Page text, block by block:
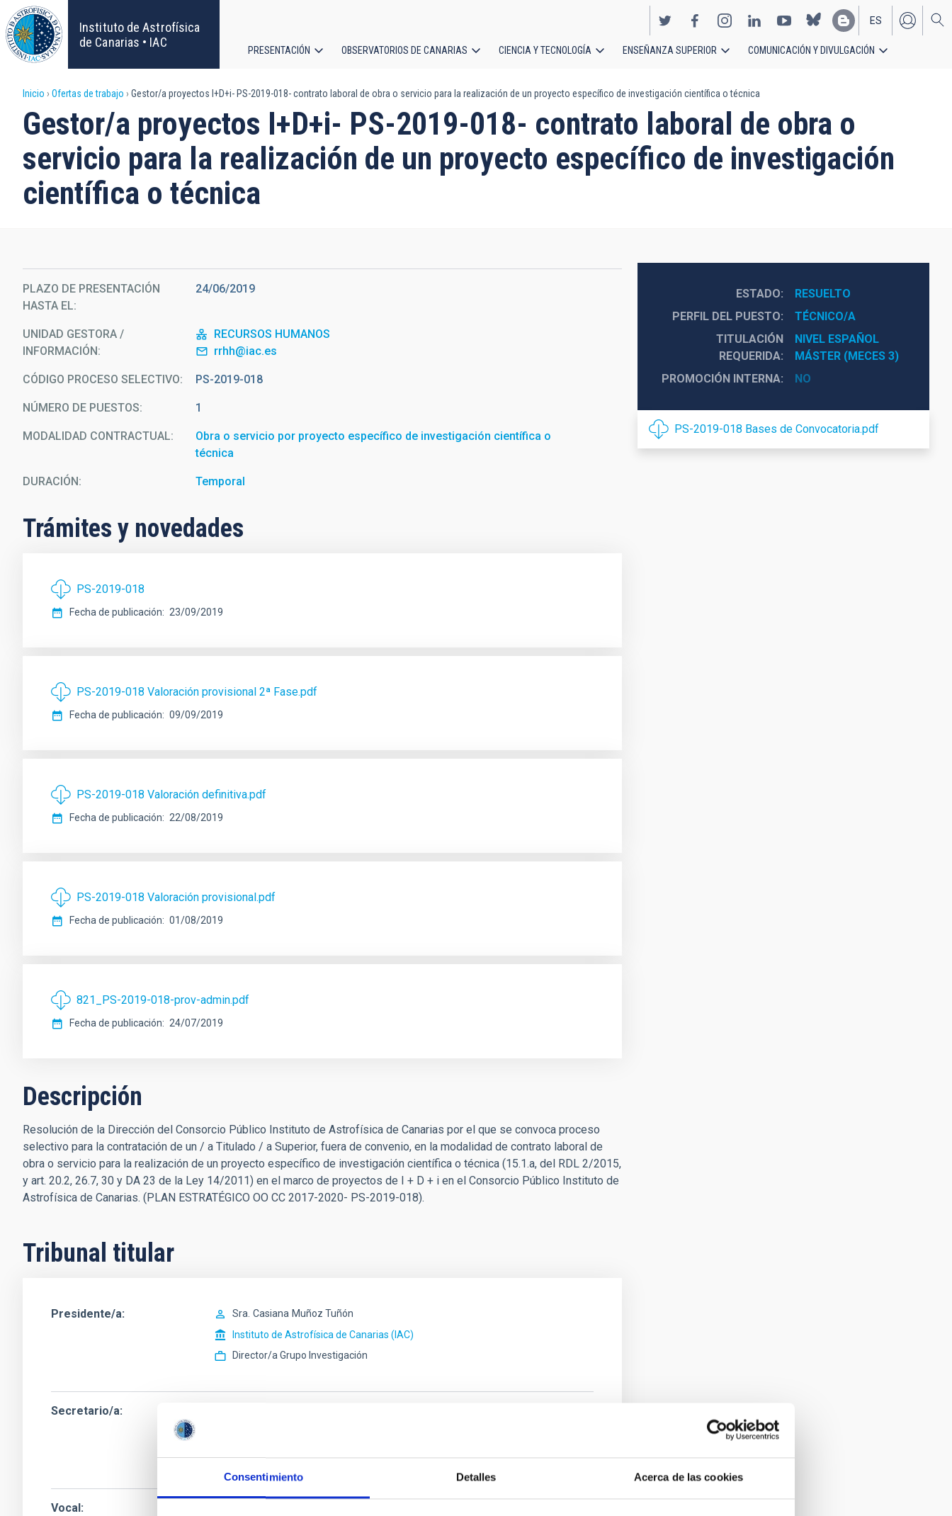
Consentimiento Detalles Acerca de las cookies
Pasar
al
contenido
principal
Instituto de Astrofísica
de Canarias • IAC
EN
ES
principal
PRESENTACIÓN OBSERVATORIOS DE CANARIAS CIENCIA Y TECNOLOGÍA ENSEÑANZA SUPERIOR COMUNICACIÓN Y DIVULGACIÓN
Sobrescribir
enlaces
de
ayuda
la
navegación
Inicio Ofertas de trabajo Gestor/a proyectos I+D+i- PS-2019-018- contrato laboral de obra o servicio para la realización de un proyecto específico de investigación científica o técnica
Gestor/a proyectos I+D+i- PS-2019-018- contrato laboral de obra o
servicio para la realización de un proyecto específico de investigación
científica o técnica
PLAZO DE PRESENTACIÓN
HASTA EL
24/06/2019
UNIDAD GESTORA /
INFORMACIÓN
RECURSOS HUMANOS
rrhh@iac.es
CÓDIGO PROCESO SELECTIVO PS-2019-018
NÚMERO DE PUESTOS 1
MODALIDAD CONTRACTUAL
Obra o servicio por proyecto específico de investigación científica o
técnica
DURACIÓN Temporal
Trámites y novedades
PS-2019-018
Fecha de publicación 23/09/2019
PS-2019-018 Valoración provisional 2ª Fase.pdf
Fecha de publicación 09/09/2019
PS-2019-018 Valoración definitiva.pdf
Fecha de publicación 22/08/2019
PS-2019-018 Valoración provisional.pdf
Fecha de publicación 01/08/2019
821_PS-2019-018-prov-admin.pdf
Fecha de publicación 24/07/2019
Descripción
Resolución de la Dirección del Consorcio Público Instituto de Astrofísica de Canarias por el que se convoca proceso
selectivo para la contratación de un / a Titulado / a Superior, fuera de convenio, en la modalidad de contrato laboral de
obra o servicio para la realización de un proyecto específico de investigación científica o técnica (15.1.a, del RDL 2/2015,
y art. 20.2, 26.7, 30 y DA 23 de la Ley 14/2011) en el marco de proyectos de I + D + i en el Consorcio Público Instituto de
Astrofísica de Canarias. (PLAN ESTRATÉGICO OO CC 2017-2020- PS-2019-018).
Tribunal titular
Presidente/a Sra. Casiana Muñoz Tuñón
Instituto de Astrofísica de Canarias (IAC)
Director/a Grupo Investigación
Secretario/a
Vocal
ESTADO
RESUELTO
PERFIL DEL PUESTO
TÉCNICO/A
TITULACIÓN
REQUERIDA
NIVEL ESPAÑOL
MÁSTER (MECES 3)
PROMOCIÓN INTERNA
NO
PS-2019-018 Bases de Convocatoria.pdf